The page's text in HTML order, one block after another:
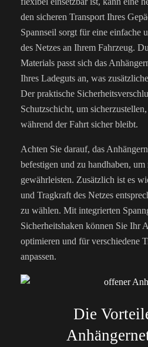
den sicheren Transport Ihres
Spannseil sorgt für eine einfache
des Netzes an Ihrem Fahrzeug.
Materials passt sich das
Ihres Ladeguts an, was
Der praktische
Schutzschicht, um
während der Fahrt sicher bleibt.
Achten Sie darauf, das
befestigen und zu handhaben,
gewährleisten. Zusätzlich ist es
und Tragkraft des Netzes
zu wählen. Mit integrierten
Sicherheitshaken können Sie Ihr
optimieren und für verschiedene
anpassen.
Die